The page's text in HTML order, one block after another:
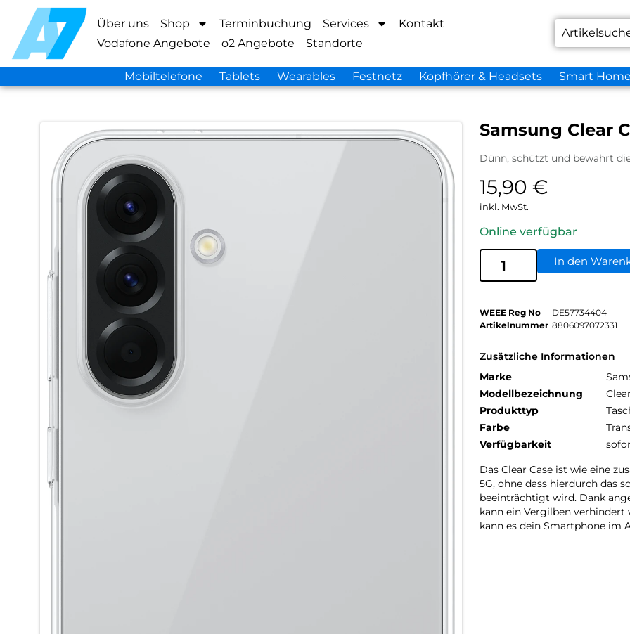
Über uns Shop Terminbuchung Services
Kontakt
Vodafone Angebote
o2 Angebote Standorte
Mobiltelefone Tablets Wearables Festnetz Kopfhörer & Headsets Smart
Samsung Clear
Dünn, schützt und bewahrt
15,90 €
inkl. MwSt.
Online verfügbar
In den
WEEE Reg No
DE57734404
Artikelnummer 8806097072331
Zusätzliche Informationen
Marke
Modellbezeichnung
Produkttyp
Farbe
Verfügbarkeit
Das Clear Case ist wie eine
5G, ohne dass hierdurch das
beeinträchtigt wird. Dank
kann ein Vergilben
kann es dein Smartphone im